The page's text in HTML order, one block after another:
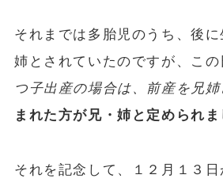
それまでは多胎児のうち、後に
姉とされていたのですが、この
つ子出産の場合は、前産を兄姉
まれた方が兄・姉と定められま
それを記念して、１２月１３日